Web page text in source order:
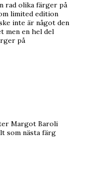
rad olika färger på
limited edition
inte är något den
men en hel del
på
Margot Baroli
som nästa färg